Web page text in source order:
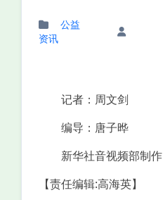
公益
资讯
记者：周文剑
编导：唐子晔
新华社音视频部制作
【责任编辑:高海英】